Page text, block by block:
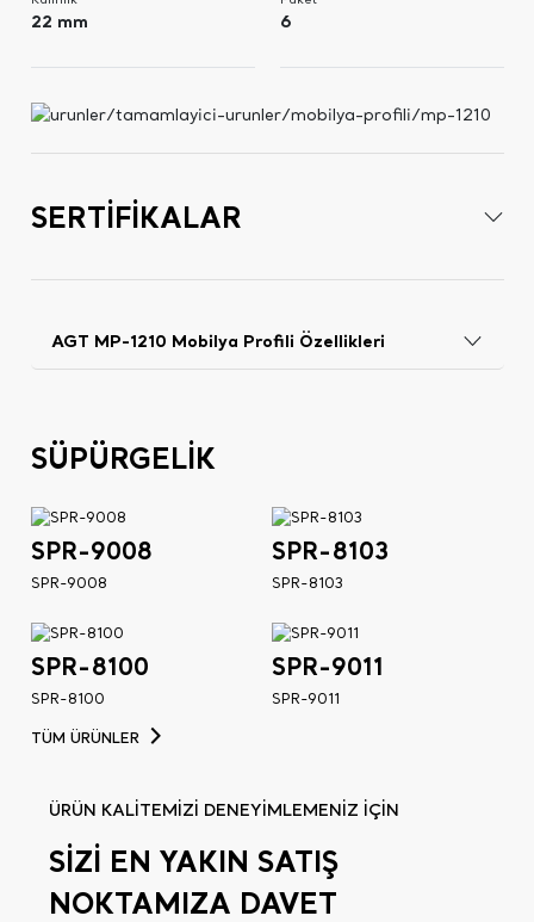
22 mm 6
SERTİFİKALAR
AGT MP-1210 Mobilya Profili Özellikleri
SÜPÜRGELİK
SPR-9008
SPR-9008
SPR-8103
SPR-8103
SPR-8100
SPR-8100
SPR-9011
SPR-9011
TÜM ÜRÜNLER
ÜRÜN KALİTEMİZİ DENEYİMLEMENİZ İÇİN
SİZİ EN YAKIN SATIŞ
NOKTAMIZA DAVET